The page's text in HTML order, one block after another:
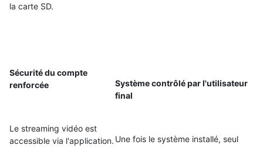
la carte SD.
Sécurité du compte
renforcée
Le streaming vidéo est
accessible via l'application.
Système contrôlé par l'utilisateur
final
Une fois le système installé, seul